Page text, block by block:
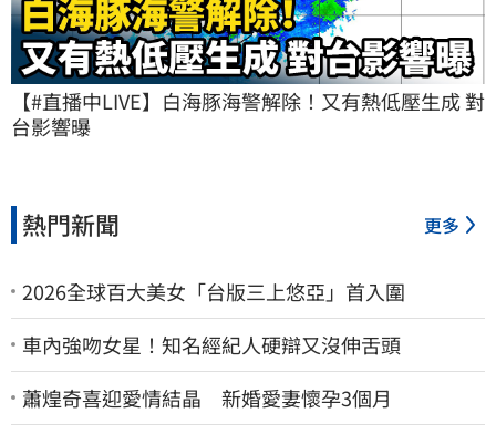
【#直播中LIVE】白海豚海警解除！又有熱低壓生成 對
台影響曝
熱門新聞 更多
2026全球百大美女「台版三上悠亞」首入圍
車內強吻女星！知名經紀人硬辯又沒伸舌頭
蕭煌奇喜迎愛情結晶 新婚愛妻懷孕3個月